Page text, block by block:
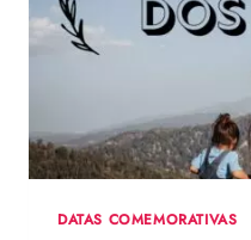
DIVULGAÇÃO
DE
UM
NOVO
DIA
DATAS COMEMORATIVAS